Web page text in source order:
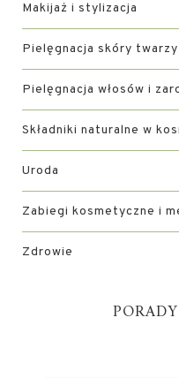
Makijaż i stylizacja
Pielęgnacja skóry twarzy
Pielęgnacja włosów i
Składniki naturalne w
Uroda
Zabiegi kosmetyczne i
Zdrowie